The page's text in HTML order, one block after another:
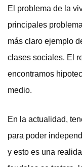
El problema de la
principales
más claro ejemplo
clases sociales. El
encontramos
medio.
En la actualidad,
para poder
y esto es una